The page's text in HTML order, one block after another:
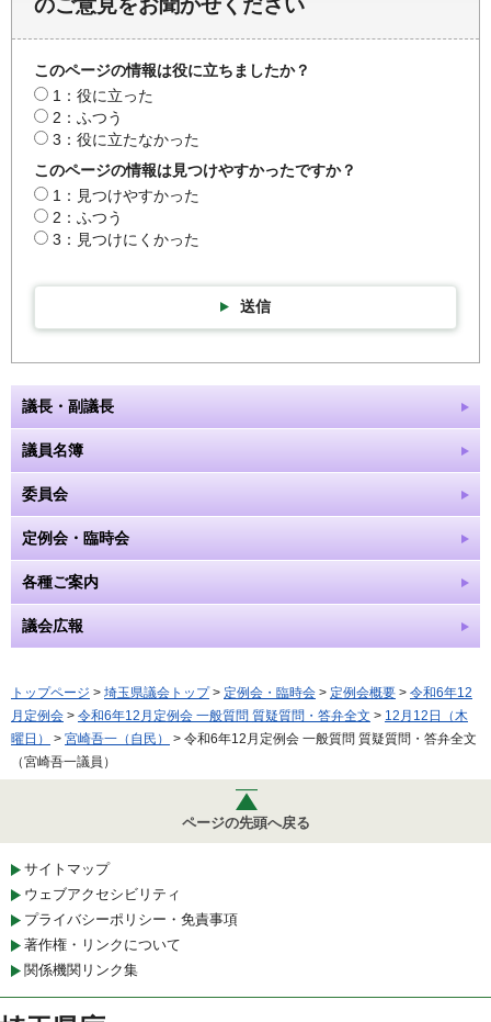
のご意見をお聞かせください
このページの情報は役に立ちましたか？
1：役に立った
2：ふつう
3：役に立たなかった
このページの情報は見つけやすかったですか？
1：見つけやすかった
2：ふつう
3：見つけにくかった
送信
議長・副議長
議員名簿
委員会
定例会・臨時会
各種ご案内
議会広報
トップページ > 埼玉県議会トップ> 定例会・臨時会 > 定例会概要 > 令和6年12
月定例会 > 令和6年12月定例会 一般質問 質疑質問・答弁全文 > 12月12日（木
曜日）
> 宮崎吾一（自民）
> 令和6年12月定例会 一般質問 質疑質問・答弁全文
（宮崎吾一議員）
ページの先頭へ戻る
サイトマップ
ウェブアクセシビリティ
プライバシーポリシー・免責事項
著作権・リンクについて
関係機関リンク集